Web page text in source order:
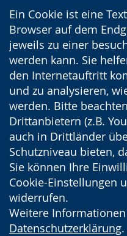
Ein Cookie ist eine
Browser auf dem
jeweils zu einer
werden kann. Sie
den Internetauftritt
und zu analysieren,
werden. Bitte
Drittanbietern (z.B.
auch in Drittländer
Schutzniveau bieten,
Sie können Ihre
Cookie-Einstellungen
widerrufen.
Weitere
Datenschutzerklärung.